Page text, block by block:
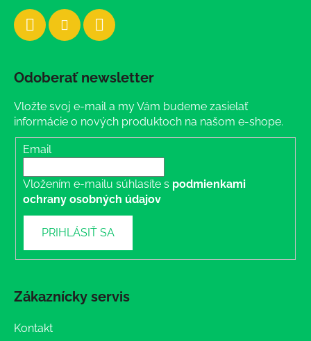
Odoberať newsletter
Vložte svoj e-mail a my Vám budeme zasielať
informácie o nových produktoch na našom e-shope.
Email
Vložením e-mailu súhlasíte s podmienkami
ochrany osobných údajov
PRIHLÁSIŤ SA
Zákaznícky servis
Kontakt